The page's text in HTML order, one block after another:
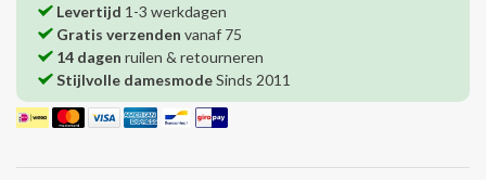
Levertijd 1-3 werkdagen
Gratis verzenden vanaf 75
14 dagen ruilen & retourneren
Stijlvolle damesmodeSinds 2011